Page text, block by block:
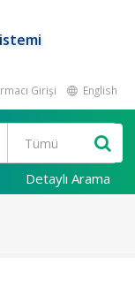
Girişi English
Detaylı Arama